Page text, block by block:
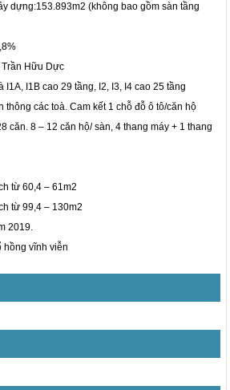
(không bao gồm sàn tầng
Trần Hữu Dực
I1A, I1B cao 29 tầng, I2, I3, I4 cao 25 tầng
các toà. Cam kết 1 chỗ đỗ ô tô/căn hộ
8 – 12 căn hộ/ sàn, 4 thang máy + 1 thang
60,4 – 61m2
99,4 – 130m2
2019.
vĩnh viễn